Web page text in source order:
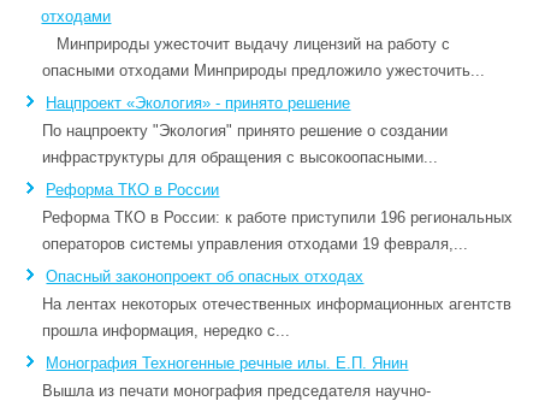
отходами
Минприроды ужесточит выдачу лицензий на работу с
опасными отходами Минприроды предложило ужесточить...
Нацпроект «Экология» - принято решение
По нацпроекту "Экология" принято решение о создании
инфраструктуры для обращения с высокоопасными...
Реформа ТКО в России
Реформа ТКО в России: к работе приступили 196 региональных
операторов системы управления отходами 19 февраля,...
Опасный законопроект об опасных отходах
На лентах некоторых отечественных информационных агентств
прошла информация, нередко с...
Монография Техногенные речные илы. Е.П. Янин
Вышла из печати монография председателя научно-